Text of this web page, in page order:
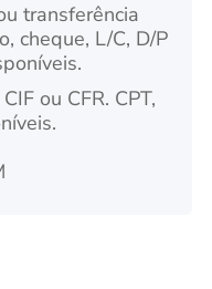
transferência
cheque, L/C, D/P
ou CFR. CPT,